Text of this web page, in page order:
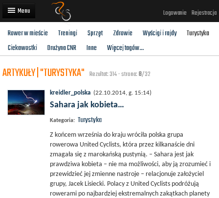
Logowanie Rejestracja
Artykuły
Użytkownicy
Rower w mieście Treningi Sprzęt Zdrowie Wyścigi i rajdy
Turystyka
Ciekawostki
Drużyna CNR Inne Więcej tagów...
ARTYKUŁY | "TURYSTYKA" Rezultat: 314 - strona:8/32
kreidler_polska (22.10.2014, g. 15:14)
Sahara jak kobieta…
Kategoria: Turystyka
Z końcem września do kraju wróciła polska grupa
rowerowa United Cyclists, która przez kilkanaście dni
zmagała się z marokańską pustynią. – Sahara jest jak
prawdziwa kobieta – nie ma możliwości, aby ją zrozumieć i
przewidzieć jej zmienne nastroje – relacjonuje założyciel
grupy, Jacek Lisiecki. Polacy z United Cyclists podróżują
rowerami po najbardziej ekstremalnych zakątkach planety